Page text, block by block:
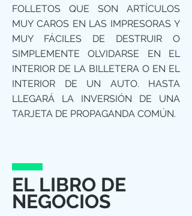
FOLLETOS QUE SON ARTÍCULOS
MUY CAROS EN LAS IMPRESORAS Y
MUY FÁCILES DE DESTRUIR O
SIMPLEMENTE OLVIDARSE EN EL
INTERIOR DE LA BILLETERA O EN EL
INTERIOR DE UN AUTO. HASTA
LLEGARÁ LA INVERSIÓN DE UNA
TARJETA DE PROPAGANDA COMÚN.
EL LIBRO DE
NEGOCIOS